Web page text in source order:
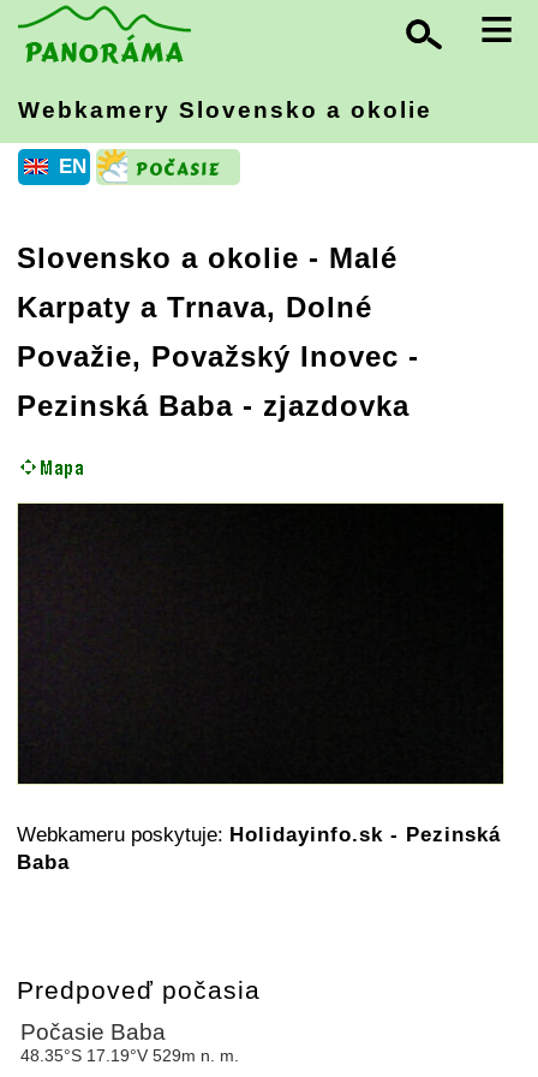
≡
Webkamery Slovensko a okolie
EN
Slovensko a okolie - Malé
Karpaty a Trnava, Dolné
Považie, Považský Inovec -
Pezinská Baba - zjazdovka
Webkameru poskytuje: Holidayinfo.sk - Pezinská
Baba
Predpoveď počasia